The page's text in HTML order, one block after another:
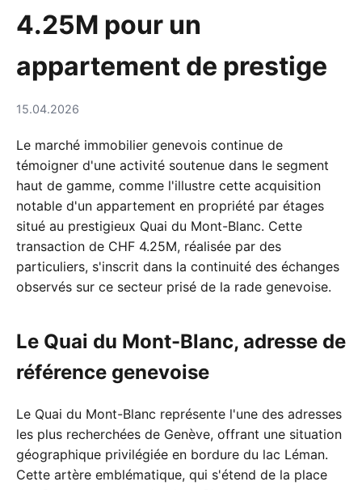
4.25M pour un
appartement de prestige
15.04.2026
Le marché immobilier genevois continue de
témoigner d'une activité soutenue dans le segment
haut de gamme, comme l'illustre cette acquisition
notable d'un appartement en propriété par étages
situé au prestigieux Quai du Mont-Blanc. Cette
transaction de CHF 4.25M, réalisée par des
particuliers, s'inscrit dans la continuité des échanges
observés sur ce secteur prisé de la rade genevoise.
Le Quai du Mont-Blanc, adresse de
référence genevoise
Le Quai du Mont-Blanc représente l'une des adresses
les plus recherchées de Genève, offrant une situation
géographique privilégiée en bordure du lac Léman.
Cette artère emblématique, qui s'étend de la place